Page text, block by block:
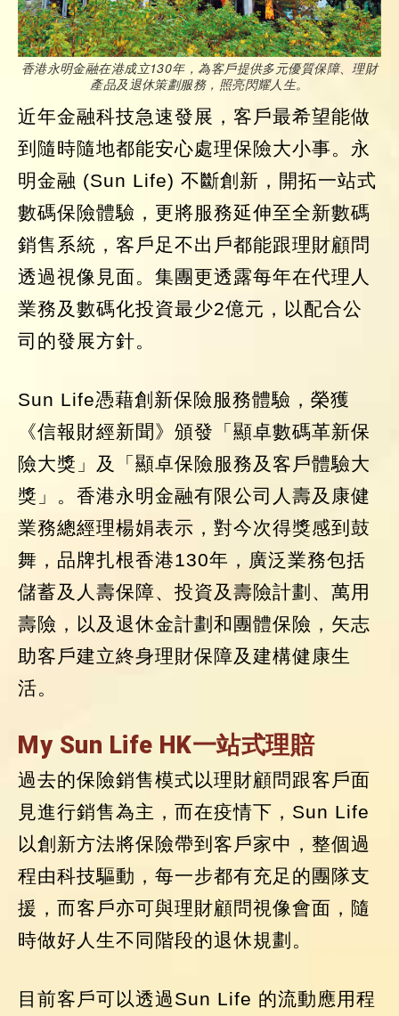
香港永明金融在港成立130年，為客戶提供多元優質保障、理財
產品及退休策劃服務，照亮閃耀人生。
近年金融科技急速發展，客戶最希望能做
到隨時隨地都能安心處理保險大小事。永
明金融 (Sun Life) 不斷創新，開拓一站式
數碼保險體驗，更將服務延伸至全新數碼
銷售系統，客戶足不出戶都能跟理財顧問
透過視像見面。集團更透露每年在代理人
業務及數碼化投資最少2億元，以配合公
司的發展方針。
Sun Life憑藉創新保險服務體驗，榮獲
《信報財經新聞》頒發「顯卓數碼革新保
險大獎」及「顯卓保險服務及客戶體驗大
獎」。香港永明金融有限公司人壽及康健
業務總經理楊娟表示，對今次得獎感到鼓
舞，品牌扎根香港130年，廣泛業務包括
儲蓄及人壽保障、投資及壽險計劃、萬用
壽險，以及退休金計劃和團體保險，矢志
助客戶建立終身理財保障及建構健康生
活。
My Sun Life HK一站式理賠
過去的保險銷售模式以理財顧問跟客戶面
見進行銷售為主，而在疫情下，Sun Life
以創新方法將保險帶到客戶家中，整個過
程由科技驅動，每一步都有充足的團隊支
援，而客戶亦可與理財顧問視像會面，隨
時做好人生不同階段的退休規劃。
目前客戶可以透過Sun Life 的流動應用程